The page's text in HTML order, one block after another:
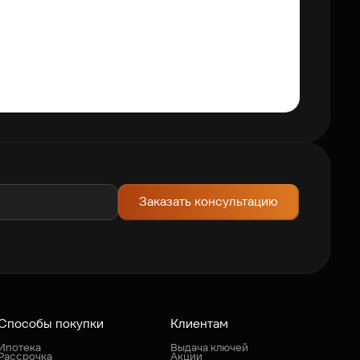
Заказать консультацию
покупки Клиентам
Выдача ключей
Акции